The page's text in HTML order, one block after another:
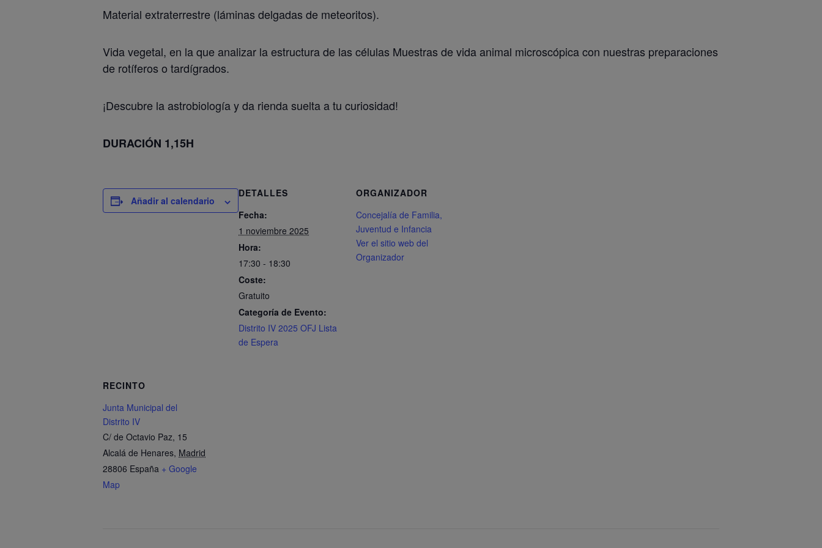
Material extraterrestre (láminas delgadas de meteoritos).
Vida vegetal, en la que analizar la estructura de las células Muestras de vida animal microscópica con nuestras preparaciones
de rotíferos o tardígrados.
¡Descubre la astrobiología y da rienda suelta a tu curiosidad!
DURACIÓN 1,15H
Añadir al calendario
DETALLES
Fecha:
1 noviembre 2025
Hora:
17:30 - 18:30
Coste:
Gratuito
Categoría de Evento:
Distrito IV 2025 OFJ Lista
de Espera
ORGANIZADOR
Concejalía de Familia,
Juventud e Infancia
Ver el sitio web del
Organizador
RECINTO
Junta Municipal del
Distrito IV
C/ de Octavio Paz, 15
Alcalá de Henares, Madrid
28806 España + Google
Map